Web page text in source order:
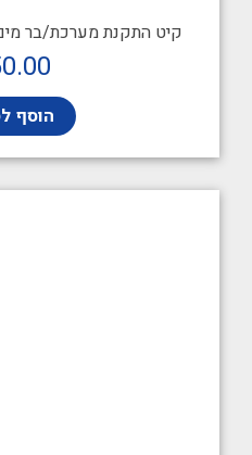
קיט התקנת מערכת/בר מים
הוסף